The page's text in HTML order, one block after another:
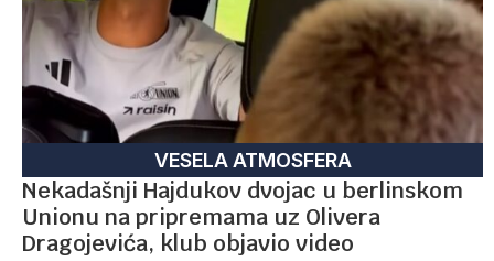
VESELA ATMOSFERA
Nekadašnji Hajdukov dvojac u berlinskom
Unionu na pripremama uz Olivera
Dragojevića, klub objavio video